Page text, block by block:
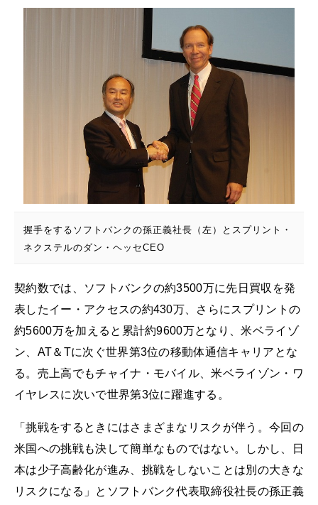
握手をするソフトバンクの孫正義社長（左）とスプリント・
ネクステルのダン・ヘッセCEO
契約数では、ソフトバンクの約3500万に先日買収を発
表したイー・アクセスの約430万、さらにスプリントの
約5600万を加えると累計約9600万となり、米ベライゾ
ン、AT＆Tに次ぐ世界第3位の移動体通信キャリアとな
る。売上高でもチャイナ・モバイル、米ベライゾン・ワ
イヤレスに次いで世界第3位に躍進する。
「挑戦をするときにはさまざまなリスクが伴う。今回の
米国への挑戦も決して簡単なものではない。しかし、日
本は少子高齢化が進み、挑戦をしないことは別の大きな
リスクになる」とソフトバンク代表取締役社長の孫正義